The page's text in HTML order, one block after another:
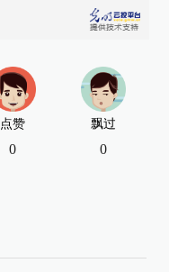
点赞
0
飘过
0